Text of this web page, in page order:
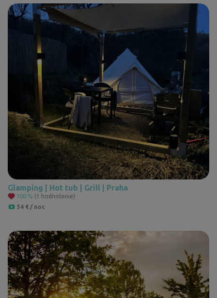
Glamping | Hot tub | Grill | Praha
100 % (1 hodnotenie)
54 € / noc